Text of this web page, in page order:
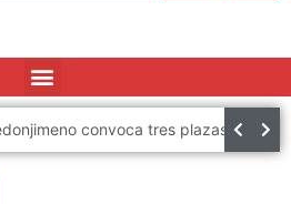
El Ayuntamiento de Torredonjimeno convoca tres plazas de Policía Local